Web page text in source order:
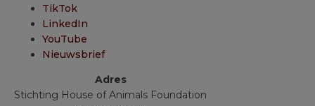
TikTok
LinkedIn
YouTube
Nieuwsbrief
Adres
Stichting House of Animals Foundation